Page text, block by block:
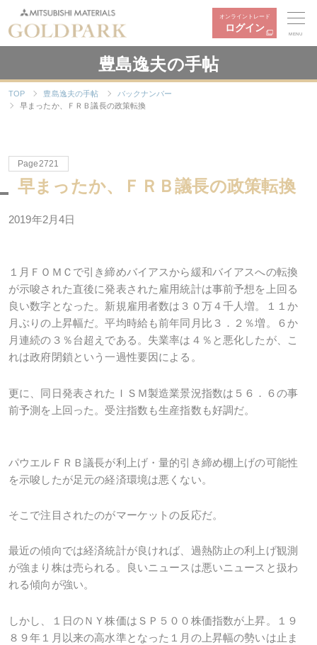
オンライントレード
ログイン
MENU
豊島逸夫の手帖
TOP 豊島逸夫の手帖
バックナンバー
早まったか、ＦＲＢ議長の政策転換
Page2721
早まったか、ＦＲＢ議長の政策転換
2019年2月4日
１月ＦＯＭＣで引き締めバイアスから緩和バイアスへの転換
が示唆された直後に発表された雇用統計は事前予想を上回る
良い数字となった。新規雇用者数は３０万４千人増。１１か
月ぶりの上昇幅だ。平均時給も前年同月比３．２％増。６か
月連続の３％台超えである。失業率は４％と悪化したが、こ
れは政府閉鎖という一過性要因による。
更に、同日発表されたＩＳＭ製造業景況指数は５６．６の事
前予測を上回った。受注指数も生産指数も好調だ。
パウエルＦＲＢ議長が利上げ・量的引き締め棚上げの可能性
を示唆したが足元の経済環境は悪くない。
そこで注目されたのがマーケットの反応だ。
最近の傾向では経済統計が良ければ、過熱防止の利上げ観測
が強まり株は売られる。良いニュースは悪いニュースと扱わ
れる傾向が強い。
しかし、１日のＮＹ株価はＳＰ５００株価指数が上昇。１９
８９年１月以来の高水準となった１月の上昇幅の勢いは止ま